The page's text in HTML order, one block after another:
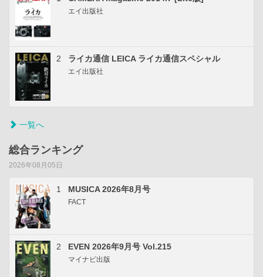
エイ出版社
2 ライカ通信 LEICA ライカ通信スペシャル
エイ出版社
一覧へ
総合ランキング
2026年08月05日
1 MUSICA 2026年8月号
FACT
2 EVEN 2026年9月号 Vol.215
マイナビ出版